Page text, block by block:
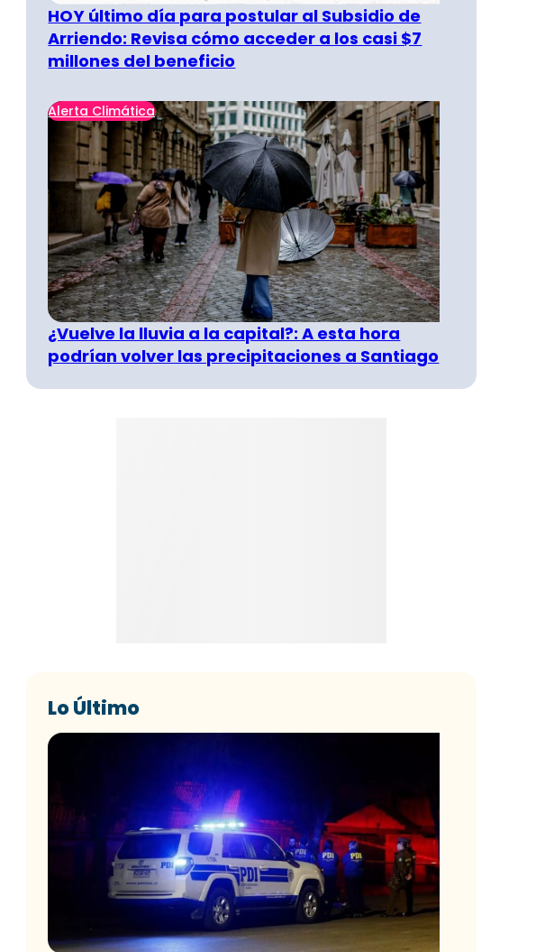
HOY último día para postular al Subsidio de
Arriendo: Revisa cómo acceder a los casi $7
millones del beneficio
Alerta Climática
¿Vuelve la lluvia a la capital?: A esta hora
podrían volver las precipitaciones a Santiago
Lo Último